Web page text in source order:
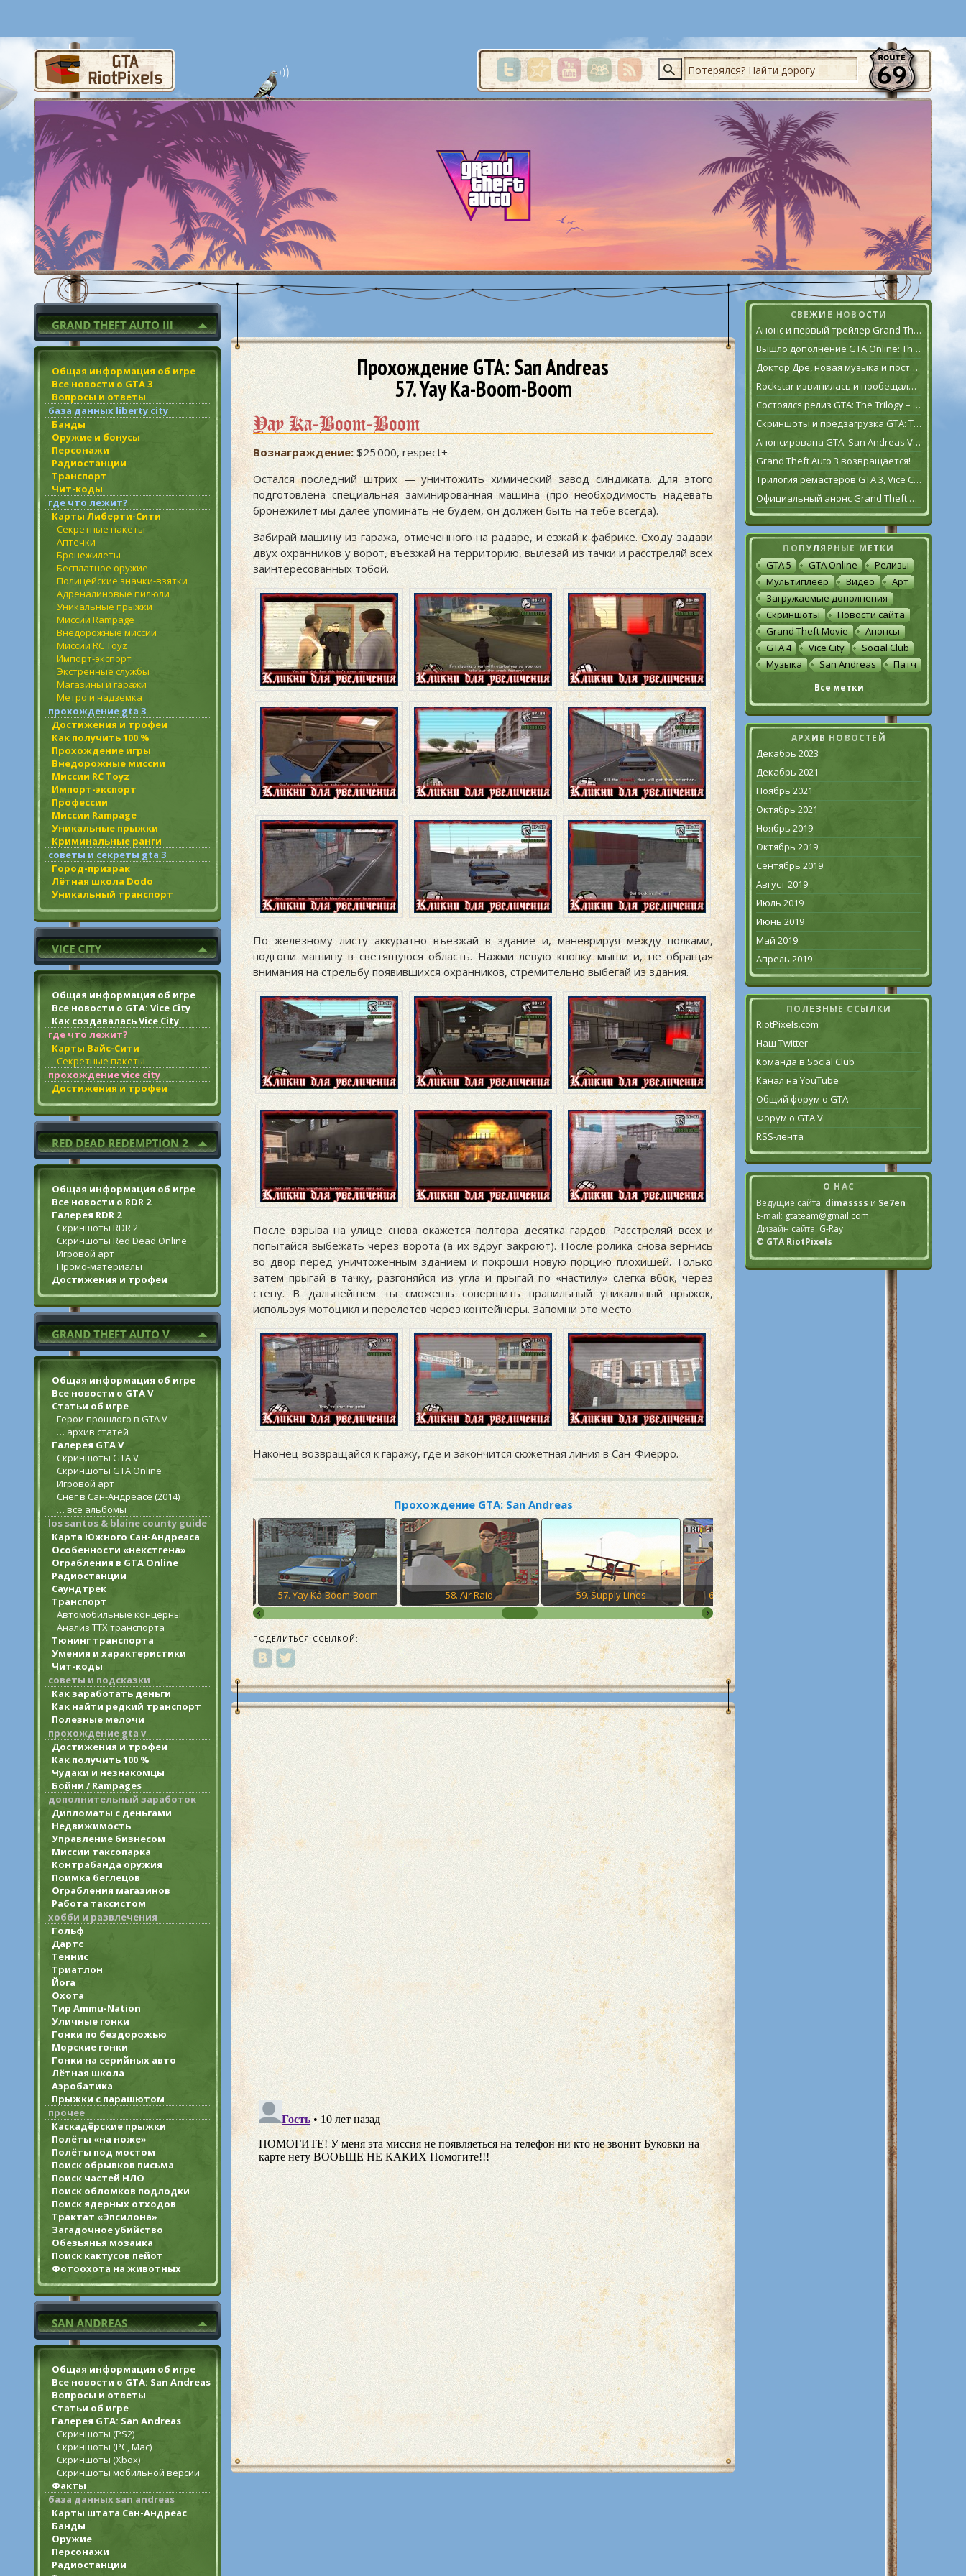
Поиск
Общая информация об игре
Все новости о GTA 3
Вопросы и ответы
база данных liberty city
Банды
Оружие и бонусы
Персонажи
Радиостанции
Транспорт
Чит-коды
где что лежит?
Карты Либерти-Сити
Секретные пакеты
Аптечки
Бронежилеты
Бесплатное оружие
Полицейские значки-взятки
Адреналиновые пилюли
Уникальные прыжки
Миссии Rampage
Внедорожные миссии
Миссии RC Toyz
Импорт-экспорт
Экстренные службы
Магазины и гаражи
Метро и надземка
прохождение gta 3
Достижения и трофеи
Как получить 100 %
Прохождение игры
Внедорожные миссии
Миссии RC Toyz
Импорт-экспорт
Профессии
Миссии Rampage
Уникальные прыжки
Криминальные ранги
советы и секреты gta 3
Город-призрак
Лётная школа Dodo
Уникальный транспорт
Общая информация об игре
Все новости о GTA: Vice City
Как создавалась Vice City
где что лежит?
Карты Вайс-Сити
Секретные пакеты
прохождение vice city
Достижения и трофеи
Общая информация об игре
Все новости о RDR 2
Галерея RDR 2
Скриншоты RDR 2
Скриншоты Red Dead Online
Игровой арт
Промо-материалы
Достижения и трофеи
Общая информация об игре
Все новости о GTA V
Статьи об игре
Герои прошлого в GTA V
… архив статей
Галерея GTA V
Скриншоты GTA V
Скриншоты GTA Online
Игровой арт
Снег в Сан-Андреасе (2014)
… все альбомы
los santos & blaine county guide
Карта Южного Сан-Андреаса
Особенности «некстгена»
Ограбления в GTA Online
Радиостанции
Саундтрек
Транспорт
Автомобильные концерны
Анализ ТТХ транспорта
Тюнинг транспорта
Умения и характеристики
Чит-коды
советы и подсказки
Как заработать деньги
Как найти редкий транспорт
Полезные мелочи
прохождение gta v
Достижения и трофеи
Как получить 100 %
Чудаки и незнакомцы
Бойни / Rampages
дополнительный заработок
Дипломаты с деньгами
Недвижимость
Управление бизнесом
Миссии таксопарка
Контрабанда оружия
Поимка беглецов
Ограбления магазинов
Работа таксистом
хобби и развлечения
Гольф
Дартс
Теннис
Триатлон
Йога
Охота
Тир Ammu-Nation
Уличные гонки
Гонки по бездорожью
Морские гонки
Гонки на серийных авто
Лётная школа
Аэробатика
Прыжки с парашютом
прочее
Каскадёрские прыжки
Полёты «на ноже»
Полёты под мостом
Поиск обрывков письма
Поиск частей НЛО
Поиск обломков подлодки
Поиск ядерных отходов
Трактат «Эпсилона»
Загадочное убийство
Обезьянья мозаика
Поиск кактусов пейот
Фотоохота на животных
Общая информация об игре
Все новости о GTA: San Andreas
Вопросы и ответы
Статьи об игре
Галерея GTA: San Andreas
Скриншоты (PS2)
Скриншоты (PC, Mac)
Скриншоты (Xbox)
Скриншоты мобильной версии
Факты
база данных san andreas
Карты штата Сан-Андреас
Банды
Оружие
Персонажи
Радиостанции
Прохождение GTA: San Andreas
57. Yay Ka-Boom-Boom
Yay Ka-Boom-Boom
Вознаграждение: $25 000, respect+
Остался последний штрих — уничтожить химический завод синдиката. Для этого
подготовлена специальная заминированная машина (про необходимость надевать
бронежилет мы далее упоминать не будем, он должен быть на тебе всегда).
Забирай машину из гаража, отмеченного на радаре, и езжай к фабрике. Сходу задави
двух охранников у ворот, въезжай на территорию, вылезай из тачки и расстреляй всех
заинтересованных тобой.
По железному листу аккуратно въезжай в здание и, маневрируя между полками,
подгони машину в светящуюся область. Нажми левую кнопку мыши и, не обращая
внимания на стрельбу появившихся охранников, стремительно выбегай из здания.
После взрыва на улице снова окажется полтора десятка гардов. Расстреляй всех и
попытайся выбежать через ворота (а их вдруг закроют). После ролика снова вернись
во двор перед уничтоженным зданием и покроши новую порцию плохишей. Только
затем прыгай в тачку, разгоняйся из угла и прыгай по «настилу» слегка вбок, через
стену. В дальнейшем ты сможешь совершить правильный уникальный прыжок,
используя мотоцикл и перелетев через контейнеры. Запомни это место.
Наконец возвращайся к гаражу, где и закончится сюжетная линия в Сан-Фиерро.
Прохождение GTA: San Andreas
55. Pier 69 56. Toreno’s Last Flight 57. Yay Ka-Boom-Boom 58. Air Raid 59. Supply Lines 60. New Model Army 61. Zeroing In
ПОДЕЛИТЬСЯ ССЫЛКОЙ:
СВЕЖИЕ НОВОСТИ
Анонс и первый трейлер Grand Theft Auto VI
Вышло дополнение GTA Online: The Contract
Доктор Дре, новая музыка и постаревший Франклин Клинтон в дополнении GTA Online: The Contract
Rockstar извинилась и пообещала исправить GTA: The Trilogy – The Definitive Edition [обновлено]
Состоялся релиз GTA: The Trilogy – The Definitive Edition
Скриншоты и предзагрузка GTA: The Trilogy – The Definitive Edition
Анонсирована GTA: San Andreas VR для Oculus Quest 2
Grand Theft Auto 3 возвращается!
Трилогия ремастеров GTA 3, Vice City и San Andreas выйдет 11 ноября
Официальный анонс Grand Theft Auto: The Trilogy – The Definitive Edition
ПОПУЛЯРНЫЕ МЕТКИ
GTA 5 GTA Online
Релизы
Мультиплеер
Видео
Арт
Загружаемые дополнения
Скриншоты
Новости сайта
Grand Theft Movie
Анонсы
GTA 4
Vice City
Social Club
Музыка
San Andreas Патч
Все метки
АРХИВ НОВОСТЕЙ
Декабрь 2023
Декабрь 2021
Ноябрь 2021
Октябрь 2021
Ноябрь 2019
Октябрь 2019
Сентябрь 2019
Август 2019
Июль 2019
Июнь 2019
Май 2019
Апрель 2019
ПОЛЕЗНЫЕ ССЫЛКИ
RiotPixels.com
Наш Twitter
Команда в Social Club
Канал на YouTube
Общий форум о GTA
Форум о GTA V
RSS-лента
О НАС
Ведущие сайта: dimassss и Se7en
E-mail: gtateam@gmail.com
Дизайн сайта: G-Ray
© GTA RiotPixels